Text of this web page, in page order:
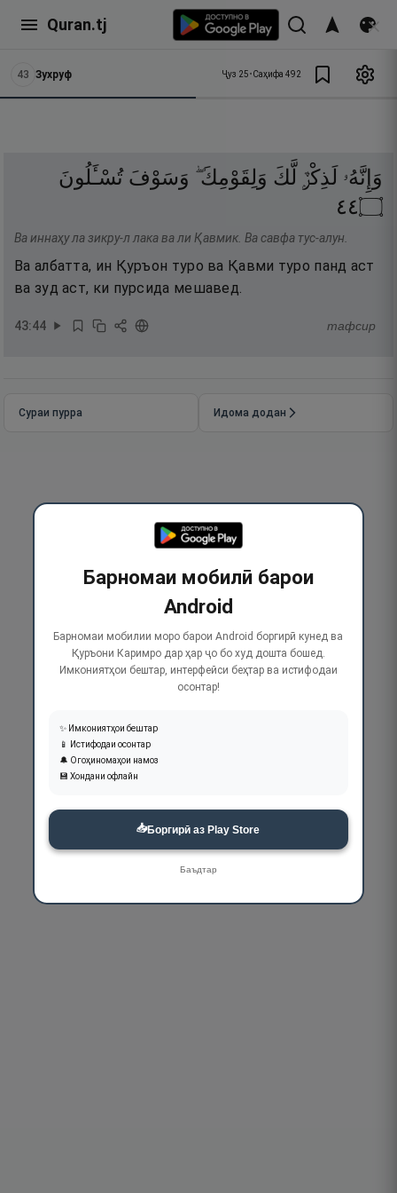
Quran.tj
43 Зухруф Ҷуз 25•Саҳифа 492
وَإِنَّهُۥ لَذِكْرٌۭ لَّكَ وَلِقَوْمِكَ ۖ وَسَوْفَ تُسْـَٔلُونَ
۝٤٤
Ва иннаҳу ла зикру-л лака ва ли Қавмик. Ва савфа тус-алун.
Ва албатта, ин Қуръон туро ва Қавми туро панд аст
ва зуд аст, ки пурсида мешавед.
43:44 тафсир
Сураи пурра Идома додан
Барномаи мобилӣ барои
Android
Барномаи мобилии моро барои Android боргирӣ кунед ва
Қуръони Каримро дар ҳар ҷо бо худ дошта бошед.
Имкониятҳои бештар, интерфейси беҳтар ва истифодаи
осонтар!
✨ Имкониятҳои бештар
📱 Истифодаи осонтар
🔔 Огоҳиномаҳои намоз
💾 Хондани офлайн
📥Боргирӣ аз Play Store
Баъдтар